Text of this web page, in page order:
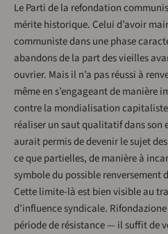
Le Parti de la refondation
mérite historique. Celui d’avoir
communiste dans une phase
abandons de la part des vieilles
ouvrier. Mais il n’a pas réussi à
même en s’engageant de manière
contre la mondialisation
réaliser un saut qualitatif dans son
aurait permis de devenir le sujet
ce que partielles, de manière à
symbole du possible renversement
Cette limite-là est bien visible au
d’influence syndicale.
période de résistance — il suffit de